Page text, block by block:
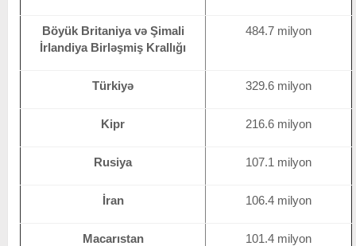
Böyük Britaniya və Şimali
İrlandiya Birləşmiş Krallığı
484.7 milyon
Türkiyə 329.6 milyon
Kipr 216.6 milyon
Rusiya 107.1 milyon
İran 106.4 milyon
Macarıstan 101.4 milyon